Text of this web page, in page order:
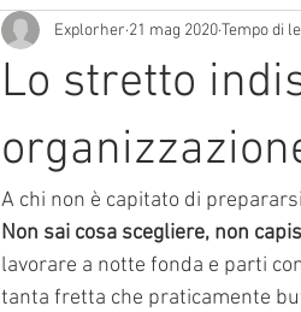
Lo stretto
Explorher 21 mag 2020Tempo di
A chi non è capitato di
Non sai cosa scegliere, non
lavorare a notte fonda e parti
tanta fretta che praticamente